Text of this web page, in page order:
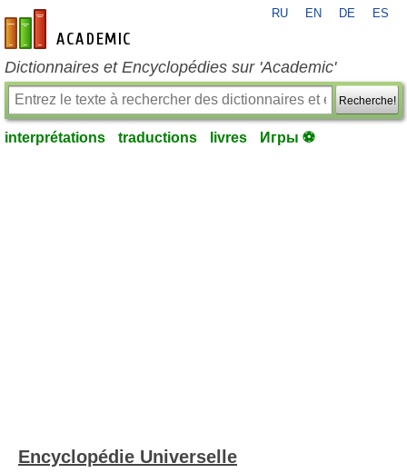
fr-academic.com
RU EN DE ES
Dictionnaires et Encyclopédies sur 'Academic'
Recherche!
interprétations traductions livres Игры ⚽
Encyclopédie Universelle